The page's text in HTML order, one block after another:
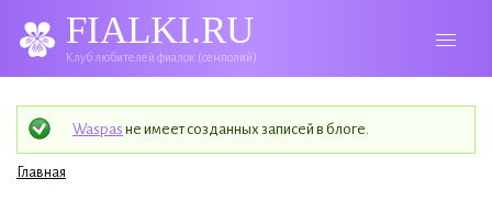
FIALKI.RU
Клуб любителей фиалок (сенполий)
Статус
Waspas не имеет созданных записей в блоге.
Вы здесь
Главная